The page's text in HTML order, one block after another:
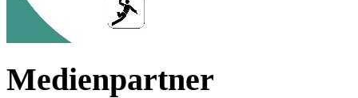
Medienpartner